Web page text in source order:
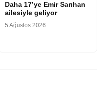
Daha 17’ye Emir Sarıhan
ailesiyle geliyor
5 Ağustos 2026